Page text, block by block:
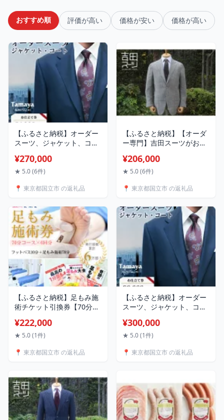
おすすめ順 評価が高い 価格が安い 価格が高い
【ふるさと納税】オーダー
スーツ、ジャケット、コー
～24万円分【G1572793】
¥270,000
★ 5.0 (6件)
📍 東京都国立市 の返礼品
【ふるさと納税】【オーダ
ー専門】吉田スーツがお仕
ットコース』_ オーダージ
ャケット 高級ジャケット
ツ ふるさと納税 送料無料
¥206,000
★ 5.0 (6件)
📍 東京都国立市 の返礼品
【ふるさと納税】足もみ施
術チケット引換券【70分コ
¥222,000
★ 5.0 (1件)
📍 東京都国立市 の返礼品
【ふるさと納税】オーダー
スーツ、ジャケット、コー
ーダースーツ ジャケット
コート 仕立て券 9万円分 チ
ー オーダーサロン 服 洋服
【1572759】
¥300,000
★ 5.0 (1件)
📍 東京都国立市 の返礼品